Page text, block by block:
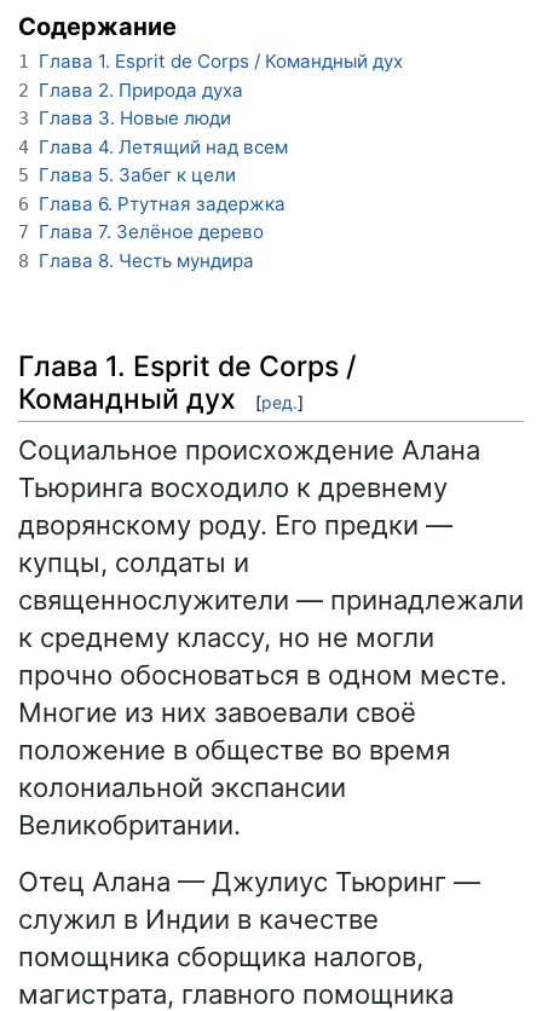
Содержание
1 Глава 1. Esprit de Corps / Командный дух
2 Глава 2. Природа духа
3 Глава 3. Новые люди
4 Глава 4. Летящий над всем
5 Глава 5. Забег к цели
6 Глава 6. Ртутная задержка
7 Глава 7. Зелёное дерево
8 Глава 8. Честь мундира
Глава 1. Esprit de Corps /
Командный дух
[ред.]
Социальное происхождение Алана
Тьюринга восходило к древнему
дворянскому роду. Его предки —
купцы, солдаты и
священнослужители — принадлежали
к среднему классу, но не могли
прочно обосноваться в одном месте.
Многие из них завоевали своё
положение в обществе во время
колониальной экспансии
Великобритании.
Отец Алана — Джулиус Тьюринг —
служил в Индии в качестве
помощника сборщика налогов,
магистрата, главного помощника